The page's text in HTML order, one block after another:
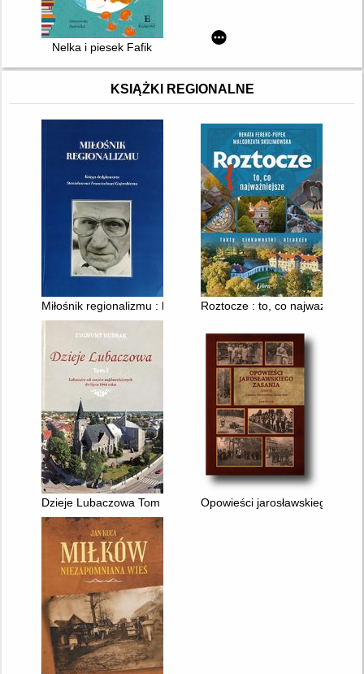
Nelka i piesek Fafik
KSIĄŻKI REGIONALNE
Miłośnik regionalizmu : księga dedykowana Stanisławowi
Roztocze : to, co najważniejsze
Dzieje Lubaczowa Tom 1 : Lubaczów od czasów
Opowieści jarosławskiego